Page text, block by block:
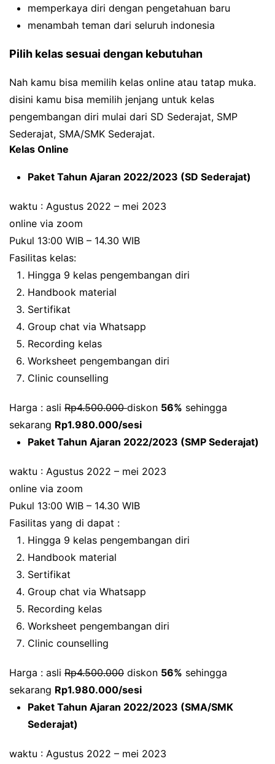
memperkaya diri dengan pengetahuan baru
menambah teman dari seluruh indonesia
Pilih kelas sesuai dengan kebutuhan
Nah kamu bisa memilih kelas online atau tatap muka.
disini kamu bisa memilih jenjang untuk kelas
pengembangan diri mulai dari SD Sederajat, SMP
Sederajat, SMA/SMK Sederajat.
Kelas Online
Paket Tahun Ajaran 2022/2023 (SD Sederajat)
waktu : Agustus 2022 – mei 2023
online via zoom
Pukul 13:00 WIB – 14.30 WIB
Fasilitas kelas:
Hingga 9 kelas pengembangan diri
Handbook material
Sertifikat
Group chat via Whatsapp
Recording kelas
Worksheet pengembangan diri
Clinic counselling
Harga : asli Rp4.500.000diskon 56% sehingga
sekarang Rp1.980.000/sesi
Paket Tahun Ajaran 2022/2023 (SMP Sederajat)
waktu : Agustus 2022 – mei 2023
online via zoom
Pukul 13:00 WIB – 14.30 WIB
Fasilitas yang di dapat :
Hingga 9 kelas pengembangan diri
Handbook material
Sertifikat
Group chat via Whatsapp
Recording kelas
Worksheet pengembangan diri
Clinic counselling
Harga : asli Rp4.500.000 diskon 56% sehingga
sekarang Rp1.980.000/sesi
Paket Tahun Ajaran 2022/2023 (SMA/SMK
Sederajat)
waktu : Agustus 2022 – mei 2023